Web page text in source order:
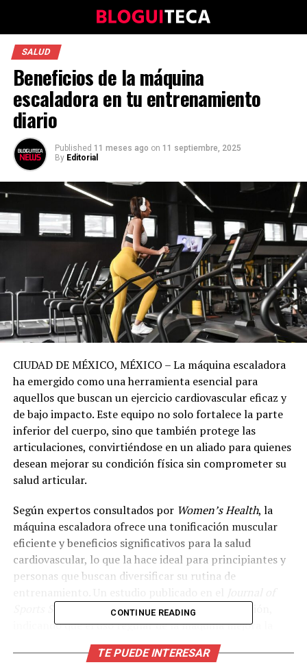
SALUD
Beneficios de la máquina
escaladora en tu entrenamiento
diario
Published 11 meses ago on 11 septiembre, 2025
By Editorial
CIUDAD DE MÉXICO, MÉXICO – La máquina escaladora
ha emergido como una herramienta esencial para
aquellos que buscan un ejercicio cardiovascular eficaz y
de bajo impacto. Este equipo no solo fortalece la parte
inferior del cuerpo, sino que también protege las
articulaciones, convirtiéndose en un aliado para quienes
desean mejorar su condición física sin comprometer su
salud articular.
Según expertos consultados por Women’s Health, la
máquina escaladora ofrece una tonificación muscular
eficiente y beneficios significativos para la salud
cardiovascular, lo que la hace ideal para principiantes y
personas que buscan diversificar su rutina de
Sports Science & Medicinerespalda esta afirmación,
indicando que el uso regular de la máquina mejora la
resistencia cardiovascular y la fuerza muscular en las
extremidades inferiores, especialmente en adultos de
CONTINUE READING
TE PUEDE INTERESAR